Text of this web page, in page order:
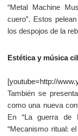
“Metal Machine
cuero”. Estos
los despojos de la
Estética y música
[youtube=http://
También se
como una nueva
En “La guerra de
“Mecanismo ritual: